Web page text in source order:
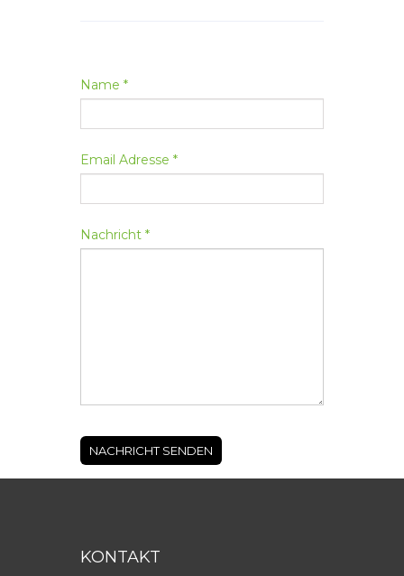
Name *
Email Adresse *
Nachricht *
NACHRICHT SENDEN
KONTAKT